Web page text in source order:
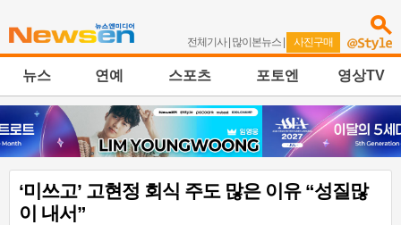
전체기사| 많이본뉴스 | 사진구매
뉴스 연예 스포츠 포토엔 영상TV
‘미쓰고’ 고현정 회식 주도 많은 이유 “성질많
이 내서”